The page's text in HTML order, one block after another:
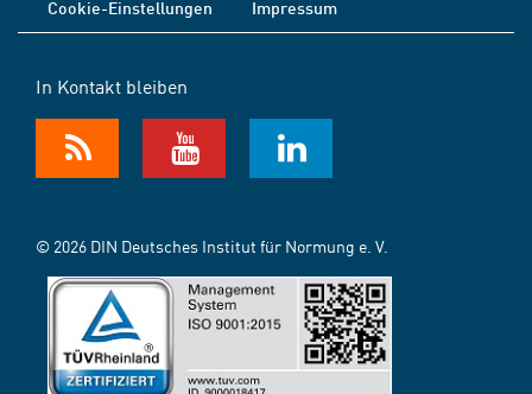
Cookie-Einstellungen
Impressum
In Kontakt bleiben
© 2026 DIN Deutsches Institut für Normung e. V.